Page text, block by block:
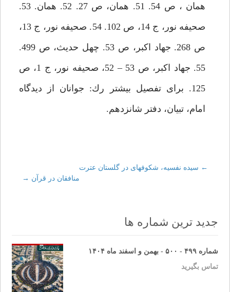
همان ، ص 54. 51. همان، ص 27. 52. همان. 53.
صحيفه نور، ج 14، ص 102. 54. صحيفه نور، ج 13،
ص 268. جهاد اكبر، ص 53. چهل حديث، ص 499.
55. جهاد اكبر، ص 53 – 52، صحيفه نور، ج 1، ص
125. براى تفصيل بيشتر رك: جوانان از ديدگاه
امام، تبيان، دفتر شانزدهم.
Post
← سيده نفسيه، شكوفه‏اى در گلستان عترت‏
منافقان در قرآن →
جدید ترین شماره ها
شماره ۴۹۹ - ۵۰۰ - بهمن و اسفند ماه ۱۴۰۴
تماس بگیرید